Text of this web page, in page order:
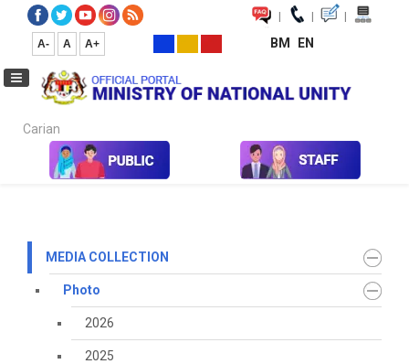
| | |
A- A A+ BM EN
Carian...
Media Media Collection Photo 2022
MEDIA COLLECTION
Photo
2026
2025